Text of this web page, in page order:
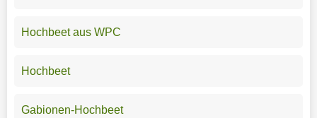
Hochbeet aus WPC
Hochbeet
Gabionen-Hochbeet